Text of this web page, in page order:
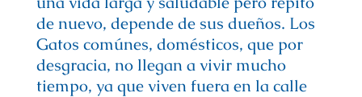
de nuevo, depende de sus dueños. Los
Gatos comúnes, domésticos, que por
desgracia, no llegan a vivir mucho
tiempo, ya que viven fuera en la calle